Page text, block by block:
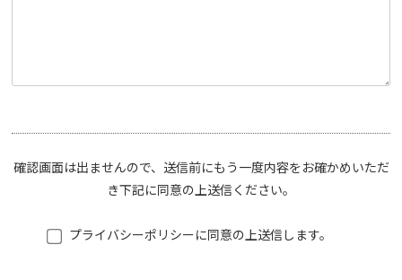
確認画面は出ませんので、送信前にもう一度内容をお確かめいただ
き下記に同意の上送信ください。
プライバシーポリシーに同意の上送信します。